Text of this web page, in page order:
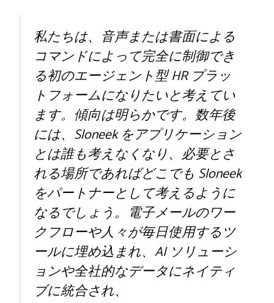
私たちは、音声または書面による
コマンドによって完全に制御でき
る初のエージェント型 HR プラッ
トフォームになりたいと考えてい
ます。傾向は明らかです。数年後
には、Sloneek をアプリケーション
とは誰も考えなくなり、必要とさ
れる場所であればどこでも Sloneek
をパートナーとして考えるように
なるでしょう。電子メールのワー
クフローや人々が毎日使用するツ
ールに埋め込まれ、AI ソリューシ
ョンや全社的なデータにネイティ
ブに統合され、